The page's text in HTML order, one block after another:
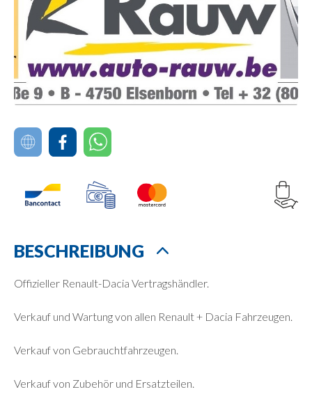
BESCHREIBUNG
Offizieller Renault-Dacia Vertragshändler.
Verkauf und Wartung von allen Renault + Dacia Fahrzeugen.
Verkauf von Gebrauchtfahrzeugen.
Verkauf von Zubehör und Ersatzteilen.